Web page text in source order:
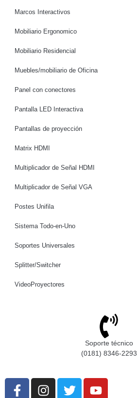
Marcos Interactivos
Mobiliario Ergonomico
Mobiliario Residencial
Muebles/mobiliario de Oficina
Panel con conectores
Pantalla LED Interactiva
Pantallas de proyección
Matrix HDMI
Multiplicador de Señal HDMI
Multiplicador de Señal VGA
Postes Unifila
Sistema Todo-en-Uno
Soportes Universales
Splitter/Switcher
VideoProyectores
Soporte técnico
(0181) 8346-2293